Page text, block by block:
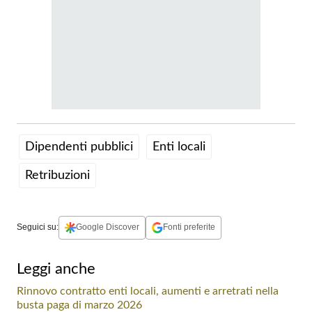
Dipendenti pubblici Enti locali
Retribuzioni
Seguici su: Google Discover Fonti preferite
Leggi anche
Rinnovo contratto enti locali, aumenti e arretrati nella
busta paga di marzo 2026